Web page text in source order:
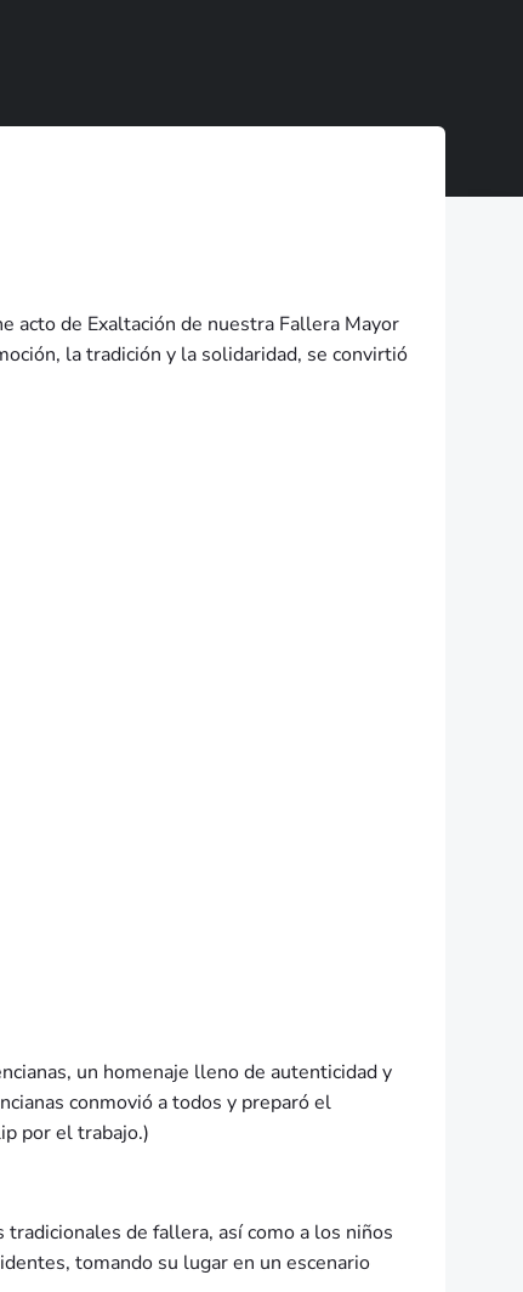
acto de Exaltación de nuestra Fallera Mayor
la tradición y la solidaridad, se convirtió
un homenaje lleno de autenticidad y
conmovió a todos y preparó el
por el trabajo.)
de fallera, así como a los niños
tomando su lugar en un escenario